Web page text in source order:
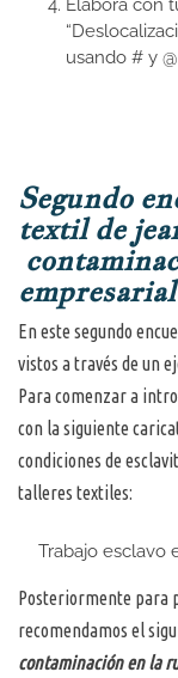
usando # y
Segundo
textil de
En este segundo
vistos a través de un
Para comenzar a
con la siguiente
condiciones de
talleres textiles:
Trabajo esclavo
Posteriormente para
recomendamos el
contaminación en la